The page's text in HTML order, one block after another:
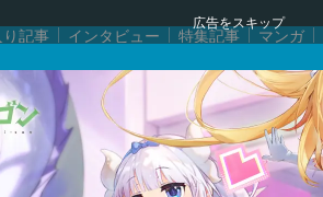
広告をスキップ
記事 インタビュー 特集記事 マンガ